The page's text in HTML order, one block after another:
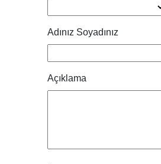
Adınız Soyadınız
Açıklama